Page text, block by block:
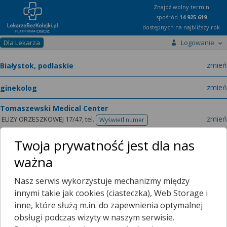
Znajdź wolny termin
spośród 14 925 619
dostępnych na najbliższy rok
Dla Lekarza Logowanie
zmień
zmień
Tomaszewski Medical Center
ELIZY ORZESZKOWEJ 17/47,tel. Wyświetl numer
telefonu zmień
dr n. med. Jakub Tomaszewski ginekolog
Urodziłem się 14.02.1976 roku w Białymstoku.
Absolwentem wydziału lekarskiego Akademii Medycznej w
dziewięćdziesiątych uczestniczyłem w wolontariacie
medycznym pod okiem Prof. Antoniego Jasiewicza w
Prywatnej Klinice Położniczo Ginekologicznej przy ulicy
Parkowej 6 w Białymstoku.
Pokaż więcej...
Twoja prywatność jest dla nas
ważna
Nasz serwis wykorzystuje mechanizmy między
innymi takie jak cookies (ciasteczka), Web Storage i
inne, które służą m.in. do zapewnienia optymalnej
obsługi podczas wizyty w naszym serwisie.